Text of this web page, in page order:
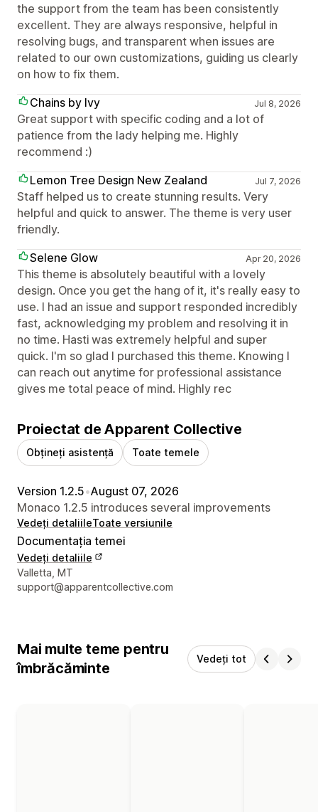
the support from the team has been consistently
excellent. They are always responsive, helpful in
resolving bugs, and transparent when issues are
related to our own customizations, guiding us clearly
on how to fix them.
Chains by Ivy
Jul 8, 2026
Great support with specific coding and a lot of
patience from the lady helping me. Highly
recommend :)
Lemon Tree Design New Zealand
Jul 7, 2026
Staff helped us to create stunning results. Very
helpful and quick to answer. The theme is very user
friendly.
Selene Glow
Apr 20, 2026
This theme is absolutely beautiful with a lovely
design. Once you get the hang of it, it's really easy to
use. I had an issue and support responded incredibly
fast, acknowledging my problem and resolving it in
no time. Hasti was extremely helpful and super
quick. I'm so glad I purchased this theme. Knowing I
can reach out anytime for professional assistance
gives me total peace of mind. Highly rec
Proiectat de Apparent Collective
Obțineți asistență Toate temele
Version 1.2.5•August 07, 2026
Monaco 1.2.5 introduces several improvements
Vedeți detaliileToate versiunile
Documentația temei
Vedeți detaliile
Detaliile de contact ale designerului
Valletta, MT
support@apparentcollective.com
Mai multe teme pentru
îmbrăcăminte
Vedeți tot